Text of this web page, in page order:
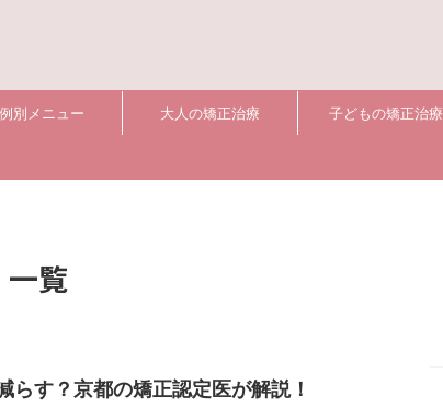
別メニュー 大人の矯正治療 子どもの矯正治療
覧
らす？京都の矯正認定医が解説！